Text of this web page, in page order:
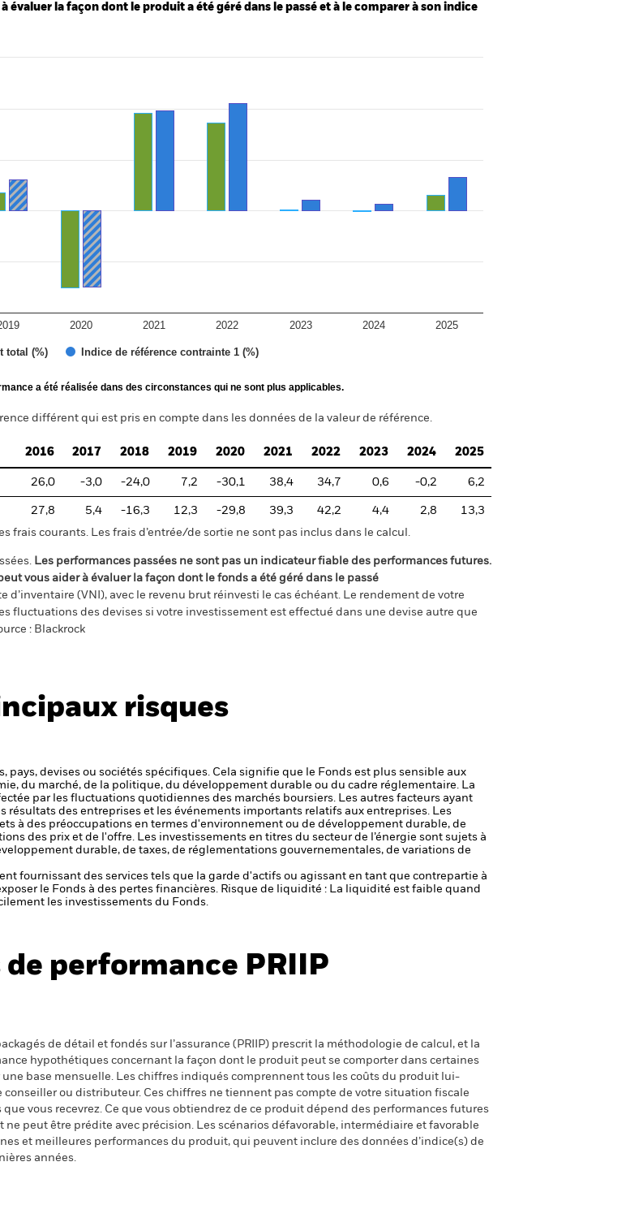
évaluer la façon dont le produit a été géré dans le passé et à le comparer à son indice
total (%) Indice de référence contrainte 1 (%)
2020 2021 2022 2023 2024 2025
a été réalisée dans des circonstances qui ne sont plus applicables.
différent qui est pris en compte dans les données de la valeur de référence.
2016 2017 2018 2019 2020 2021 2022 2023 2024 2025
26,0 -3,0 -24,0 7,2 -30,1 38,4 34,7 0,6 -0,2 6,2
27,8 5,4 -16,3 12,3 -29,8 39,3 42,2 4,4 2,8
13,3
frais courants. Les frais d’entrée/de sortie ne sont pas inclus dans le calcul.
Les performances passées ne sont pas un indicateur fiable des performances futures.
vous aider à évaluer la façon dont le fonds a été géré dans le passé
(VNI), avec le revenu brut réinvesti le cas échéant. Le rendement de votre
fluctuations des devises si votre investissement est effectué dans une devise autre que
: Blackrock
risques
pays, devises ou sociétés spécifiques. Cela signifie que le Fonds est plus sensible aux
du marché, de la politique, du développement durable ou du cadre réglementaire. La
par les fluctuations quotidiennes des marchés boursiers. Les autres facteurs ayant
des entreprises et les événements importants relatifs aux entreprises. Les
à des préoccupations en termes d'environnement ou de développement durable, de
des prix et de l'offre. Les investissements en titres du secteur de l’énergie sont sujets à
durable, de taxes, de réglementations gouvernementales, de variations de
fournissant des services tels que la garde d'actifs ou agissant en tant que contrepartie à
le Fonds à des pertes financières. Risque de liquidité : La liquidité est faible quand
les investissements du Fonds.
de performance PRIIP
de détail et fondés sur l’assurance (PRIIP) prescrit la méthodologie de calcul, et la
hypothétiques concernant la façon dont le produit peut se comporter dans certaines
base mensuelle. Les chiffres indiqués comprennent tous les coûts du produit lui-
conseiller ou distributeur. Ces chiffres ne tiennent pas compte de votre situation fiscale
vous recevrez. Ce que vous obtiendrez de ce produit dépend des performances futures
ne peut être prédite avec précision. Les scénarios défavorable, intermédiaire et favorable
et meilleures performances du produit, qui peuvent inclure des données d’indice(s) de
années.